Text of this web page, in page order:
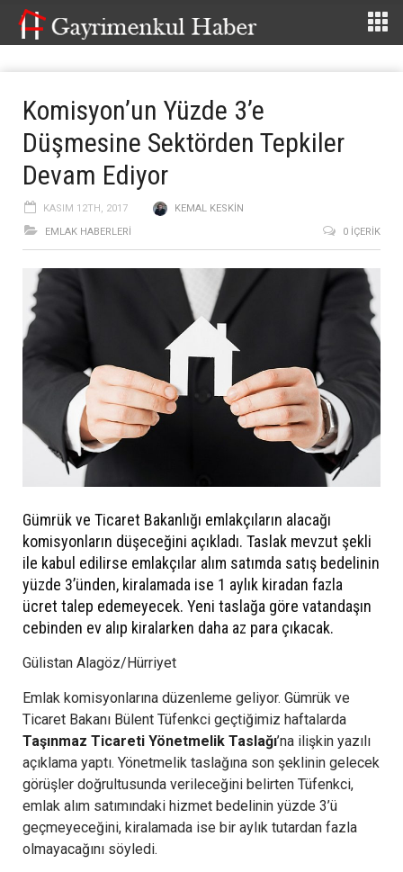
Komisyon’un Yüzde 3’e
Düşmesine Sektörden Tepkiler
Devam Ediyor
KASIM 12TH, 2017
KEMAL KESKIN
EMLAK HABERLERI
0 İÇERIK
Gümrük ve Ticaret Bakanlığı emlakçıların alacağı
komisyonların düşeceğini açıkladı. Taslak mevzut şekli
ile kabul edilirse emlakçılar alım satımda satış bedelinin
yüzde 3’ünden, kiralamada ise 1 aylık kiradan fazla
ücret talep edemeyecek. Yeni taslağa göre vatandaşın
cebinden ev alıp kiralarken daha az para çıkacak.
Gülistan Alagöz/Hürriyet
Emlak komisyonlarına düzenleme geliyor. Gümrük ve
Ticaret Bakanı Bülent Tüfenkci geçtiğimiz haftalarda
Taşınmaz Ticareti Yönetmelik Taslağı’na ilişkin yazılı
açıklama yaptı. Yönetmelik taslağına son şeklinin gelecek
görüşler doğrultusunda verileceğini belirten Tüfenkci,
emlak alım satımındaki hizmet bedelinin yüzde 3’ü
geçmeyeceğini, kiralamada ise bir aylık tutardan fazla
olmayacağını söyledi.